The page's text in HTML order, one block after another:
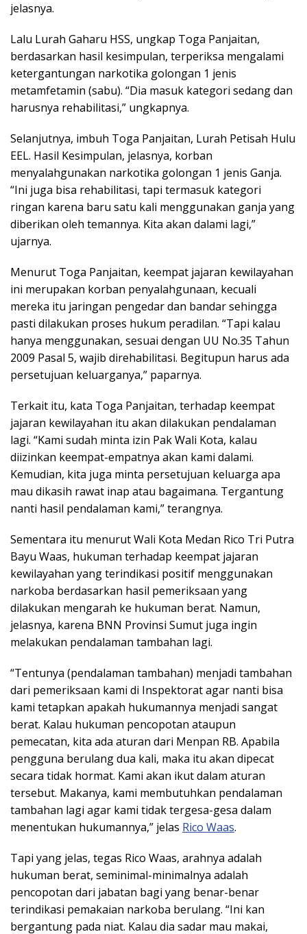
jelasnya.
Lalu Lurah Gaharu HSS, ungkap Toga Panjaitan,
berdasarkan hasil kesimpulan, terperiksa mengalami
ketergantungan narkotika golongan 1 jenis
metamfetamin (sabu). “Dia masuk kategori sedang dan
harusnya rehabilitasi,” ungkapnya.
Selanjutnya, imbuh Toga Panjaitan, Lurah Petisah Hulu
EEL. Hasil Kesimpulan, jelasnya, korban
menyalahgunakan narkotika golongan 1 jenis Ganja.
“Ini juga bisa rehabilitasi, tapi termasuk kategori
ringan karena baru satu kali menggunakan ganja yang
diberikan oleh temannya. Kita akan dalami lagi,”
ujarnya.
Menurut Toga Panjaitan, keempat jajaran kewilayahan
ini merupakan korban penyalahgunaan, kecuali
mereka itu jaringan pengedar dan bandar sehingga
pasti dilakukan proses hukum peradilan. “Tapi kalau
hanya menggunakan, sesuai dengan UU No.35 Tahun
2009 Pasal 5, wajib direhabilitasi. Begitupun harus ada
persetujuan keluarganya,” paparnya.
Terkait itu, kata Toga Panjaitan, terhadap keempat
jajaran kewilayahan itu akan dilakukan pendalaman
lagi. “Kami sudah minta izin Pak Wali Kota, kalau
diizinkan keempat-empatnya akan kami dalami.
Kemudian, kita juga minta persetujuan keluarga apa
mau dikasih rawat inap atau bagaimana. Tergantung
nanti hasil pendalaman kami,” terangnya.
Sementara itu menurut Wali Kota Medan Rico Tri Putra
Bayu Waas, hukuman terhadap keempat jajaran
kewilayahan yang terindikasi positif menggunakan
narkoba berdasarkan hasil pemeriksaan yang
dilakukan mengarah ke hukuman berat. Namun,
jelasnya, karena BNN Provinsi Sumut juga ingin
melakukan pendalaman tambahan lagi.
“Tentunya (pendalaman tambahan) menjadi tambahan
dari pemeriksaan kami di Inspektorat agar nanti bisa
kami tetapkan apakah hukumannya menjadi sangat
berat. Kalau hukuman pencopotan ataupun
pemecatan, kita ada aturan dari Menpan RB. Apabila
pengguna berulang dua kali, maka itu akan dipecat
secara tidak hormat. Kami akan ikut dalam aturan
tersebut. Makanya, kami membutuhkan pendalaman
tambahan lagi agar kami tidak tergesa-gesa dalam
menentukan hukumannya,” jelas Rico Waas.
Tapi yang jelas, tegas Rico Waas, arahnya adalah
hukuman berat, seminimal-minimalnya adalah
pencopotan dari jabatan bagi yang benar-benar
terindikasi pemakaian narkoba berulang. “Ini kan
bergantung pada niat. Kalau dia sadar mau makai,